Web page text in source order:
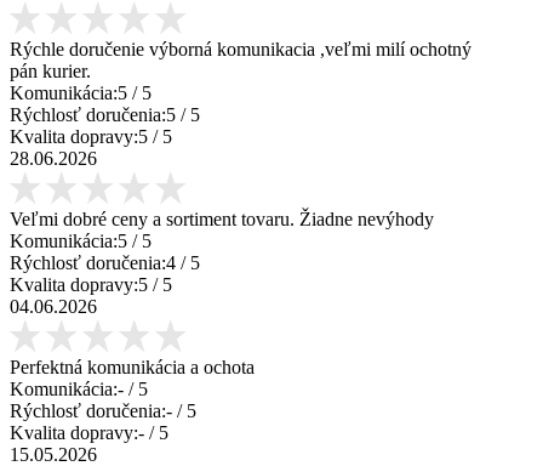
Rýchle doručenie výborná komunikacia ,veľmi milí ochotný
pán kurier.
Komunikácia:5 / 5
Rýchlosť doručenia:5 / 5
Kvalita dopravy:5 / 5
28.06.2026
Veľmi dobré ceny a sortiment tovaru. Žiadne nevýhody
Komunikácia:5 / 5
Rýchlosť doručenia:4 / 5
Kvalita dopravy:5 / 5
04.06.2026
Perfektná komunikácia a ochota
Komunikácia:- / 5
Rýchlosť doručenia:- / 5
Kvalita dopravy:- / 5
15.05.2026